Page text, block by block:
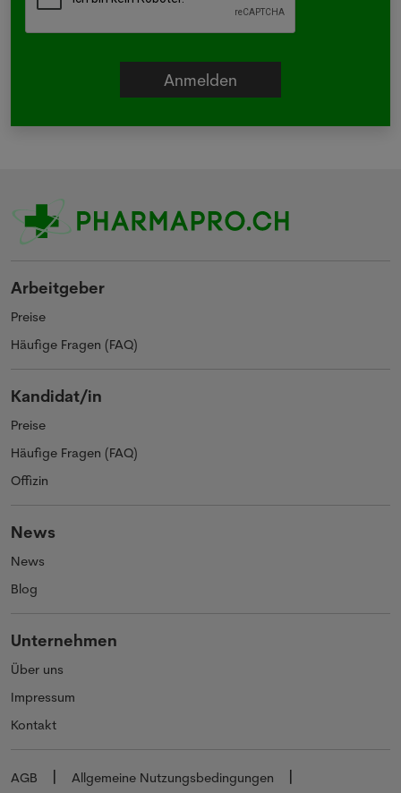
Arbeitgeber
Preise
Häufige Fragen (FAQ)
Kandidat/in
Preise
Häufige Fragen (FAQ)
Offizin
News
News
Blog
Unternehmen
Über uns
Impressum
Kontakt
AGB
Allgemeine Nutzungsbedingungen